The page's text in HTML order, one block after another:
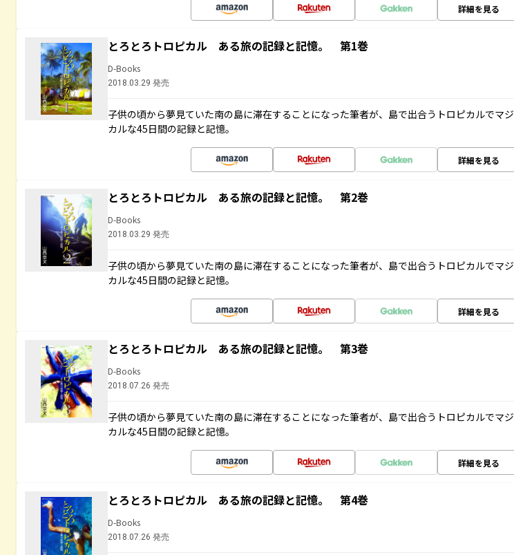
詳細を見る
とろとろトロピカル ある旅の記録と記憶。 第1巻
D-Books
2018.03.29 発売
子供の頃から夢見ていた南の島に滞在することになった筆者が、島で出合うトロピカルでマジ
カルな45日間の記録と記憶。
詳細を見る
とろとろトロピカル ある旅の記録と記憶。 第2巻
D-Books
2018.03.29 発売
子供の頃から夢見ていた南の島に滞在することになった筆者が、島で出合うトロピカルでマジ
カルな45日間の記録と記憶。
詳細を見る
とろとろトロピカル ある旅の記録と記憶。 第3巻
D-Books
2018.07.26 発売
子供の頃から夢見ていた南の島に滞在することになった筆者が、島で出合うトロピカルでマジ
カルな45日間の記録と記憶。
詳細を見る
とろとろトロピカル ある旅の記録と記憶。 第4巻
D-Books
2018.07.26 発売